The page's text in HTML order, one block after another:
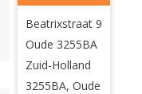
Beatrixstraat 9
Oude 3255BA
Zuid-Holland
3255BA, Oude